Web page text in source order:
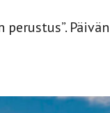
perustus”.